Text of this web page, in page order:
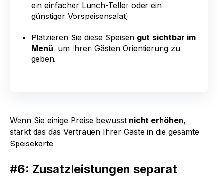
ein einfacher Lunch-Teller oder ein
günstiger Vorspeisensalat)
Platzieren Sie diese Speisen gut sichtbar im
Menü, um Ihren Gästen Orientierung zu
geben.
Wenn Sie einige Preise bewusst nicht erhöhen,
stärkt das das Vertrauen Ihrer Gäste in die gesamte
Speisekarte.
#6: Zusatzleistungen separat